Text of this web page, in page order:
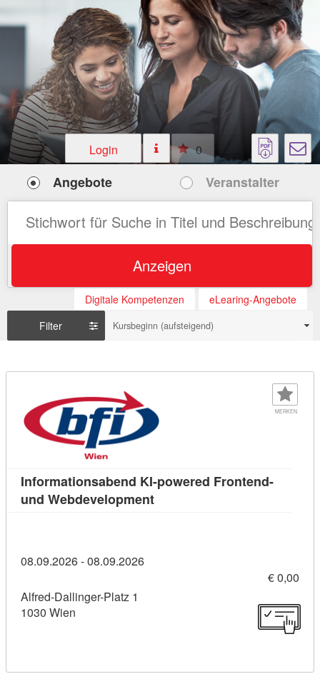
Login 0
Angebote Veranstalter
Anzeigen
Digitale Kompetenzen
eLearing-Angebote
Filter
Kursbeginn (aufsteigend)
MERKEN
Informationsabend KI-powered Frontend-
und WebdevelopmentKursdetail:
08.09.2026 - 08.09.2026
€ 0,00
Alfred-Dallinger-Platz 1
1030 Wien